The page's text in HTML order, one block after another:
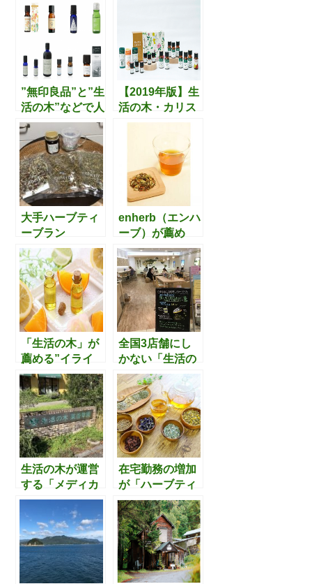
e
b
o
o
k
t
t
”無印良品”と”生
活の木”などで人
気のある精油。
今受け入れられ
ている香りとは
【2019年版】生
活の木・カリス
成城・enherbの
福袋の中身が公
開。2018年との
差分をざっくり
と確認してみま
した。
大手ハーブティ
ーブラン
ド”enherb（エ
ンハーブ）”の
2020年福袋を受
け取り、中身を
確認してみまし
た。
enherb（エンハ
ーブ）が薦め
る、withコロナ
時代の不調をケ
アするハーブテ
ィーブレンド5
選
「生活の木」が
薦める”イライ
ラ”や”ずっしり
と疲れたとき”に
おすすめのアロ
マとその使い
方。
全国3店舗にし
かない「生活の
木」が展開する
『アロマカフ
ェ』（札幌パセ
オ店）へ行って
きました。
生活の木が運営
する「メディカ
ルハーブガーデ
ン 薬香草園」
へ行ってきまし
た。【ショップ
見学～ハーブラ
ンチ編】
在宅勤務の増加
が「ハーブティ
ー業界・紅茶業
界」にどんな変
化をもたらして
いるのか？